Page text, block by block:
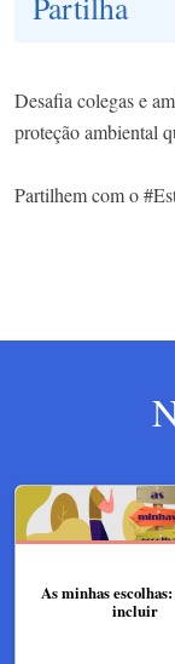
Desafia colegas e
proteção ambiental
Partilhem com o
As minhas
incluir